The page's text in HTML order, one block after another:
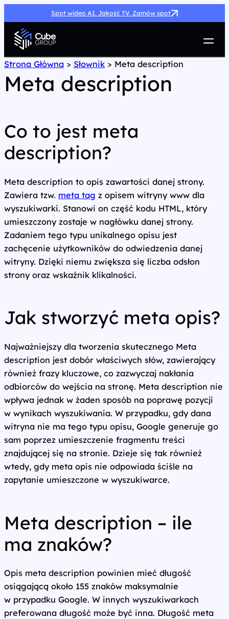
Spot wideo AI. Jakość TV. Zamów spot
Usługi
Jak możemy pomóc
Case Study
Kariera
Kontakt
Strona Główna > Słownik > Meta description
Meta description
Co to jest meta
description?
Meta description to opis zawartości danej strony.
Zawiera tzw. meta tag z opisem witryny www dla
wyszukiwarki. Stanowi on część kodu HTML, który
umieszczony zostaje w nagłówku danej strony.
Zadaniem tego typu unikalnego opisu jest
zachęcenie użytkowników do odwiedzenia danej
witryny. Dzięki niemu zwiększa się liczba odsłon
strony oraz wskaźnik klikalności.
Jak stworzyć meta opis?
Najważniejszy dla tworzenia skutecznego Meta
description jest dobór właściwych słów, zawierający
również frazy kluczowe, co zazwyczaj nakłania
odbiorców do wejścia na stronę. Meta description nie
wpływa jednak w żaden sposób na poprawę pozycji
w wynikach wyszukiwania. W przypadku, gdy dana
witryna nie ma tego typu opisu, Google generuje go
sam poprzez umieszczenie fragmentu treści
znajdującej się na stronie. Dzieje się tak również
wtedy, gdy meta opis nie odpowiada ściśle na
zapytanie umieszczone w wyszukiwarce.
Meta description – ile
ma znaków?
Opis meta description powinien mieć długość
osiągającą około 155 znaków maksymalnie
w przypadku Google. W innych wyszukiwarkach
preferowana długość może być inna. Długość meta